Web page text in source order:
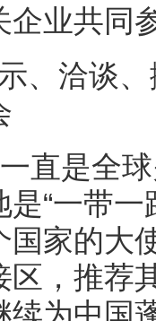
企业共同
、洽谈
直是全
“一带
国家的大
，推荐
续为中国